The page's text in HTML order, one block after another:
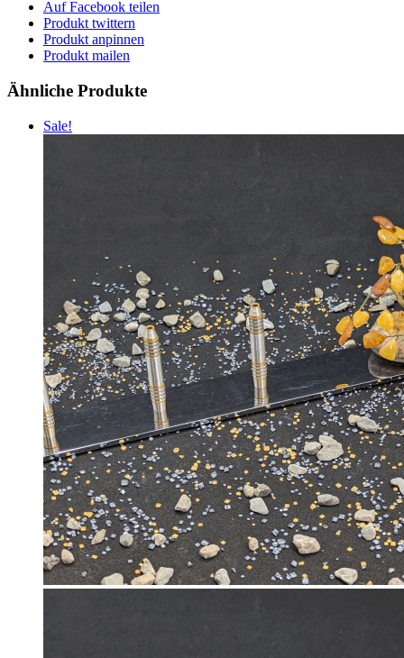
Auf Facebook teilen
Produkt twittern
Produkt anpinnen
Produkt mailen
Ähnliche Produkte
Sale!